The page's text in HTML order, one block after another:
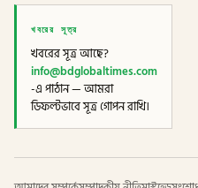
খবরের সূত্র
খবরের সূত্র আছে?
info@bdglobaltimes.com
-এ পাঠান — আমরা
ডিফল্টভাবে সূত্র গোপন রাখি।